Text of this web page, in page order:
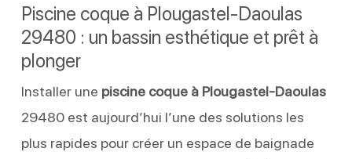
Piscine coque à Plougastel-Daoulas
29480 : un bassin esthétique et prêt à
plonger
Installer une piscine coque à Plougastel-Daoulas
29480 est aujourd’hui l’une des solutions les
plus rapides pour créer un espace de baignade